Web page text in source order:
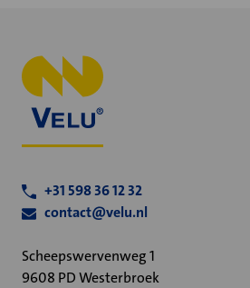
+31 598 36 12 32
contact@velu.nl
Scheepswervenweg 1
9608 PD Westerbroek